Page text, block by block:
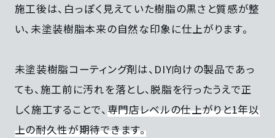
施工後は、白っぽく見えていた樹脂の黒さと質感が整
い、未塗装樹脂本来の自然な印象に仕上がります。
未塗装樹脂コーティング剤は、DIY向けの製品であっ
ても、施工前に汚れを落とし、脱脂を行ったうえで正
しく施工することで、専門店レベルの仕上がりと1年以
上の耐久性が期待できます。